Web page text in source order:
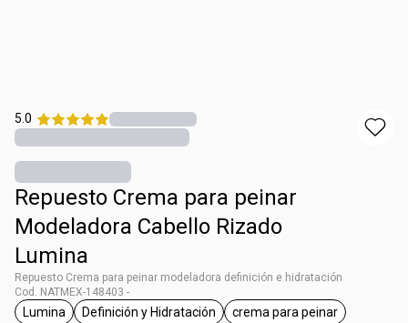
5.0
Repuesto Crema para peinar
Modeladora Cabello Rizado
Lumina
Repuesto Crema para peinar modeladora definición e hidratación
Cod. NATMEX-148403 -
etiqueta Lumina
Lumina
etiqueta Definición y Hidratación
Definición y Hidratación
etiqueta crema para
crema para peinar